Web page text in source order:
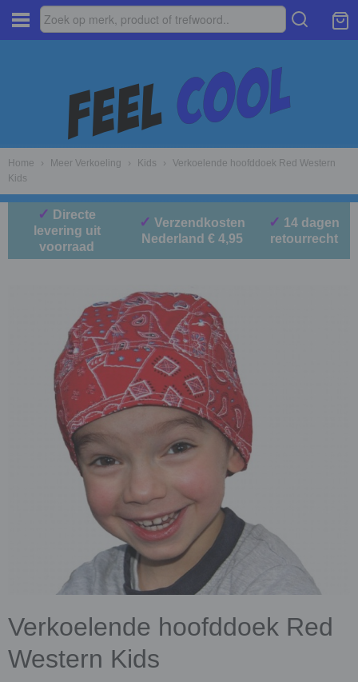
Home › Meer Verkoeling › Kids ›
Verkoelende hoofddoek Red Western
Kids
✓ Directe
levering uit
voorraad
✓ Verzendkosten
Nederland € 4,95
✓ 14 dagen
retourrecht
Verkoelende hoofddoek Red
Western Kids